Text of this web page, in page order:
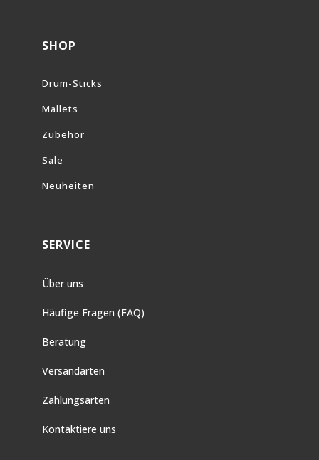
SHOP
Drum-Sticks
Mallets
Zubehör
Sale
Neuheiten
SERVICE
Über uns
Häufige Fragen (FAQ)
Beratung
Versandarten
Zahlungsarten
Kontaktiere uns